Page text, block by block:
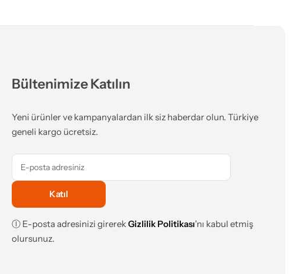
Bültenimize Katılın
Yeni ürünler ve kampanyalardan ilk siz haberdar olun. Türkiye
geneli kargo ücretsiz.
Ⓘ E-posta adresinizi girerekGizlilik Politikası'nı kabul etmiş
olursunuz.